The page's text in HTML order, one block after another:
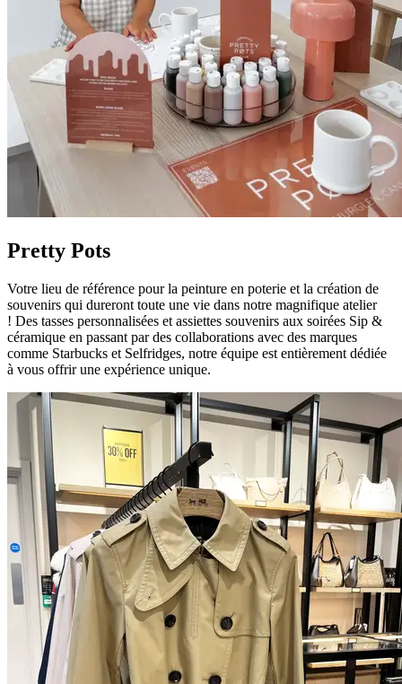
Pretty Pots
Votre lieu de référence pour la peinture en poterie et la création de
souvenirs qui dureront toute une vie dans notre magnifique atelier
! Des tasses personnalisées et assiettes souvenirs aux soirées Sip &
céramique en passant par des collaborations avec des marques
comme Starbucks et Selfridges, notre équipe est entièrement dédiée
à vous offrir une expérience unique.